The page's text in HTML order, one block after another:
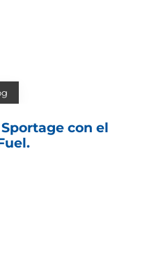
con el